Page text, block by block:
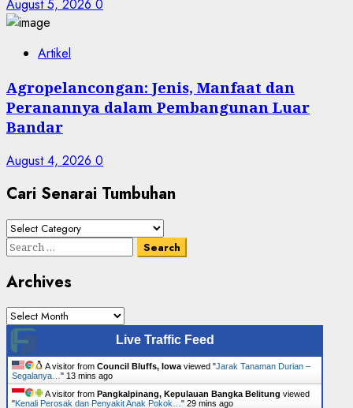
August 5, 2026 0
Artikel
Agropelancongan: Jenis, Manfaat dan
Peranannya dalam Pembangunan Luar
Bandar
August 4, 2026 0
Cari Senarai Tumbuhan
Cari
Senarai
Search
Archives
Archives
Live Traffic Feed
A visitor from Council Bluffs, Iowa viewed "Jarak Tanaman Durian –
Segalanya… " 13 mins ago
A visitor from Pangkalpinang, Kepulauan Bangka Belitung viewed
"Kenali Perosak dan Penyakit Anak Pokok… " 29 mins ago